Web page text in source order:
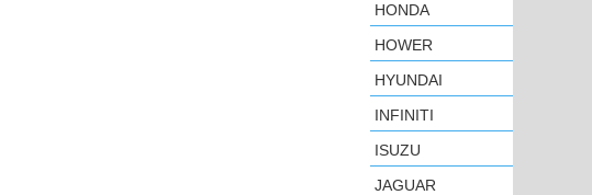
HONDA
HOWER
HYUNDAI
INFINITI
ISUZU
JAGUAR